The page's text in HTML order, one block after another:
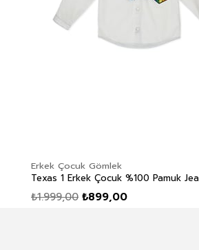
Erkek Çocuk Gömlek
₺899,00
₺1.999,00